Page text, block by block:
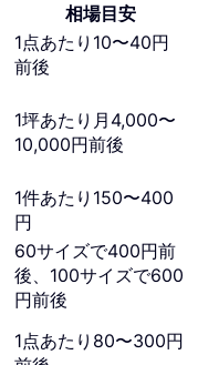
相場目安
1点あたり10〜40円
前後
1坪あたり月4,000〜
10,000円前後
1件あたり150〜400
円
60サイズで400円前
後、100サイズで600
円前後
1点あたり80〜300円